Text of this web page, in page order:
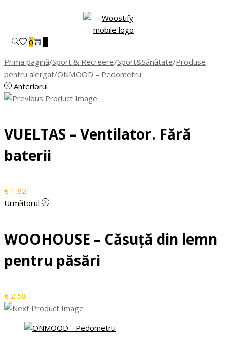
0
Prima pagină/Sport & Recreere/Sport&Sănătate/Produse
pentru alergat/ONMOOD – Pedometru
Anteriorul
VUELTAS – Ventilator. Fără
baterii
€ 1,82
Următorul
WOOHOUSE – Căsuţă din lemn
pentru păsări
€ 2,58